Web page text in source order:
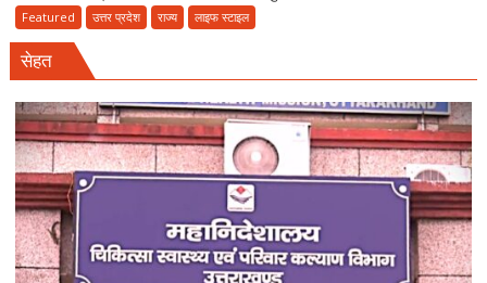
की
शादी
पर
नया
विवाद,
के
नाबालिग
Featured उत्तर प्रदेश राज्य लाइफ स्टाइल
सेहत